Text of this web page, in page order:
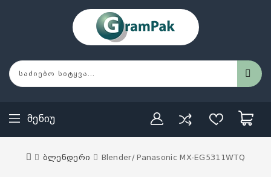
Მენიუ
ბლენდერი Blender/ Panasonic MX-EG5311WTQ